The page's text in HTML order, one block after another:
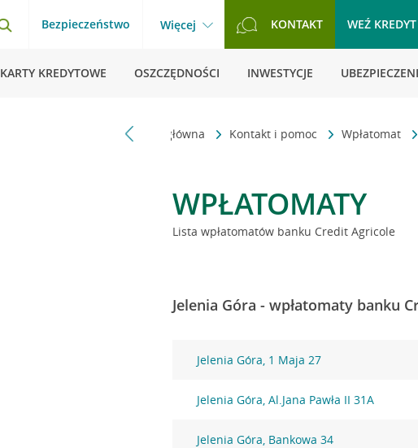
Bezpieczeństwo Więcej KONTAKT WEŹ KREDYT
KARTY KREDYTOWE OSZCZĘDNOŚCI INWESTYCJE
Strona główna Kontakt i pomoc Wpłatomat
WPŁATOMATY
Lista wpłatomatów banku Credit Agricole
Jelenia Góra - wpłatomaty banku
Jelenia Góra, 1 Maja 27
Jelenia Góra, Al.Jana Pawła II 31A
Jelenia Góra, Bankowa 34